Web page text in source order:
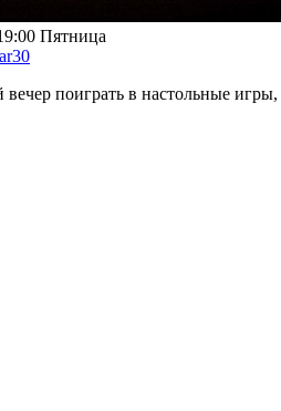
Пятница
поиграть в настольные